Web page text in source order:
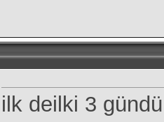
ilk deilki 3